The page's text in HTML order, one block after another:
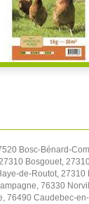
Bosc-Bénard-
Bosgouet,
de-Routot,
76330
76490 Caudebec-